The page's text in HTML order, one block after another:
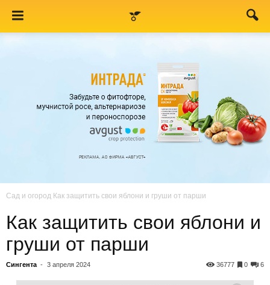
Сад и огород Как защитить свои яблони и груши от парши
Как защитить свои яблони и
груши от парши
Сингента - 3 апреля 2024 6
0
36777